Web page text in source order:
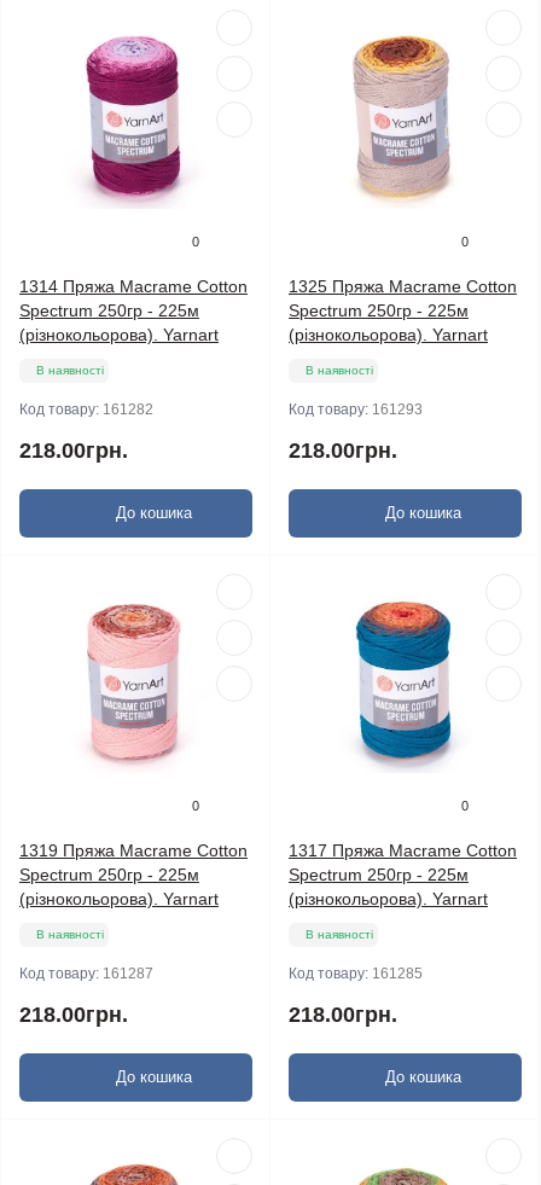
0
1314 Пряжа Macrame Cotton
Spectrum 250гр - 225м
(різнокольорова). Yarnart
В наявності
Код товару: 161282
218.00грн.
До кошика
0
1325 Пряжа Macrame Cotton
Spectrum 250гр - 225м
(різнокольорова). Yarnart
В наявності
Код товару: 161293
218.00грн.
До кошика
0
1319 Пряжа Macrame Cotton
Spectrum 250гр - 225м
(різнокольорова). Yarnart
В наявності
Код товару: 161287
218.00грн.
До кошика
0
1317 Пряжа Macrame Cotton
Spectrum 250гр - 225м
(різнокольорова). Yarnart
В наявності
Код товару: 161285
218.00грн.
До кошика